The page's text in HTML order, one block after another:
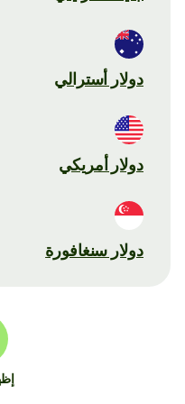
دولار أسترالي
دولار أمريكي
دولار سنغافورة